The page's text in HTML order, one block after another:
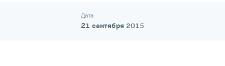
Дата
21 сентября 2015